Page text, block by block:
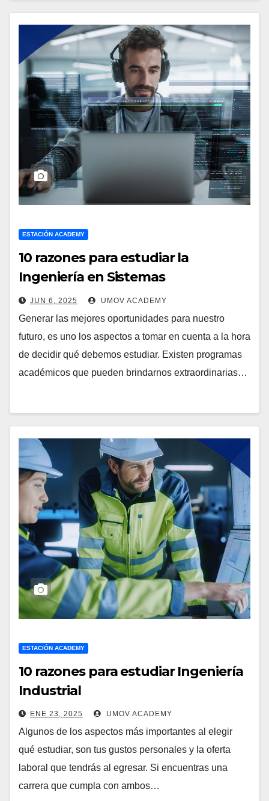
ESTACIÓN ACADEMY
10 razones para estudiar la
Ingeniería en Sistemas
Computacionales
JUN 6, 2025 UMOV ACADEMY
Generar las mejores oportunidades para nuestro
futuro, es uno los aspectos a tomar en cuenta a la hora
de decidir qué debemos estudiar. Existen programas
académicos que pueden brindarnos extraordinarias…
ESTACIÓN ACADEMY
10 razones para estudiar Ingeniería
Industrial
ENE 23, 2025 UMOV ACADEMY
Algunos de los aspectos más importantes al elegir
qué estudiar, son tus gustos personales y la oferta
laboral que tendrás al egresar. Si encuentras una
carrera que cumpla con ambos…